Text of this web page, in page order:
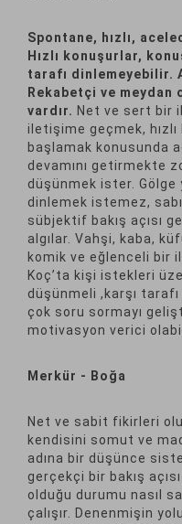
Spontane, hızlı,
Hızlı konuşurlar,
tarafı dinlemeyebilir.
Rekabetçi ve meydan
vardır. Net ve sert bir
iletişime geçmek,
başlamak konusunda
devamını getirmekte
düşünmek ister. Gölge
dinlemek istemez,
sübjektif bakış açısı
algılar. Vahşi, kaba,
komik ve eğlenceli bir
Koç’ta kişi istekleri
düşünmeli ,karşı
çok soru sormayı
motivasyon verici
Merkür - Boğa
Net ve sabit fikirleri
kendisini somut ve
adına bir düşünce
gerçekçi bir bakış
olduğu durumu nasıl
çalışır. Denenmişin